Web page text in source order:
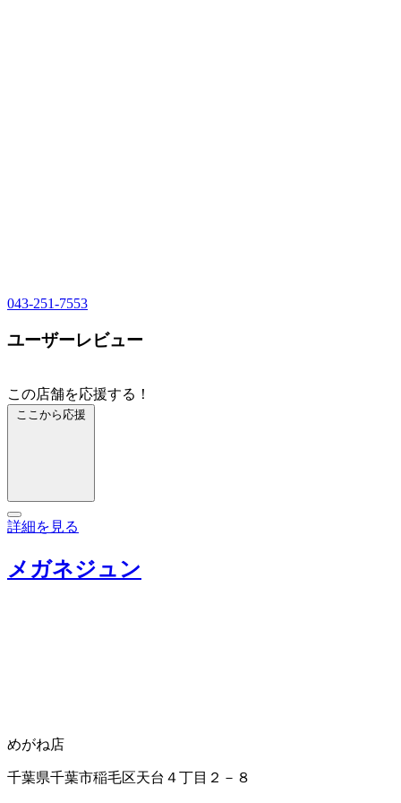
043-251-7553
ユーザーレビュー
この店舗を応援する！
ここから応援
詳細を見る
メガネジュン
めがね店
千葉県千葉市稲毛区天台４丁目２－８